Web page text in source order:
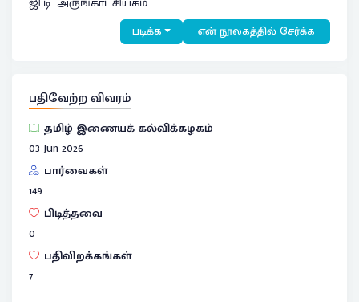
படிக்க என் நூலகத்தில் சேர்க்க
பதிவேற்ற விவரம்
தமிழ் இணையக் கல்விக்கழகம்
03 Jun 2026
பார்வைகள்
149
பிடித்தவை
0
பதிவிறக்கங்கள்
7